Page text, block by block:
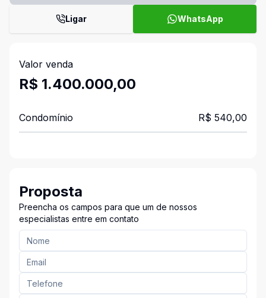
Ligar WhatsApp
Valor venda
R$ 1.400.000,00
Condomínio R$ 540,00
Proposta
Preencha os campos para que um de nossos
especialistas entre em contato